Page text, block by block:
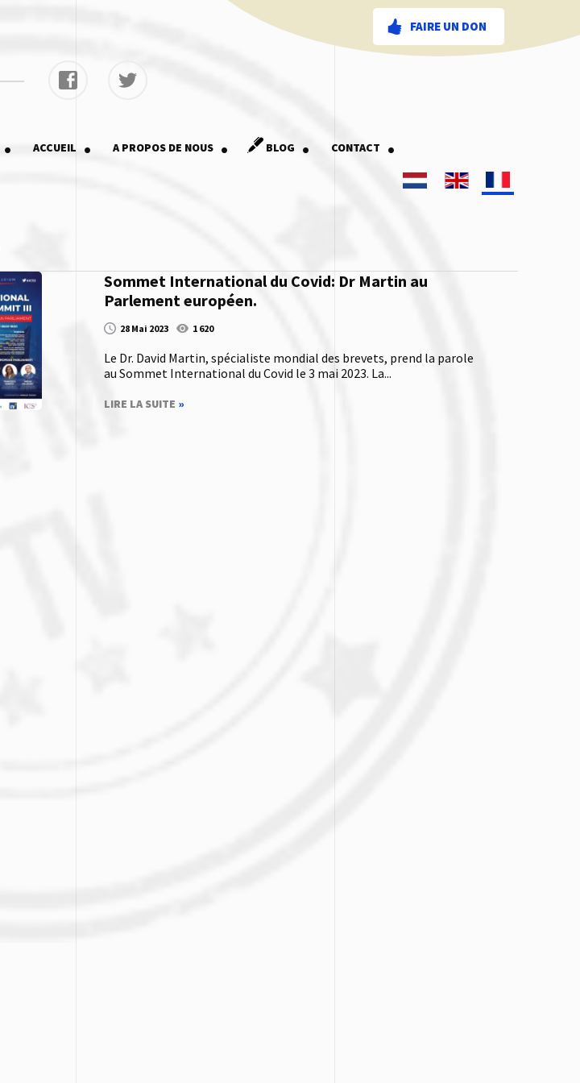
FAIRE UN DON
. ACCUEIL . A PROPOS DE NOUS . BLOG . CONTACT .
Sommet International du Covid: Dr Martin au
Parlement européen.
28 Mai 2023 1 620
Le Dr. David Martin, spécialiste mondial des brevets, prend la parole
au Sommet International du Covid le 3 mai 2023. La...
LIRE LA SUITE »